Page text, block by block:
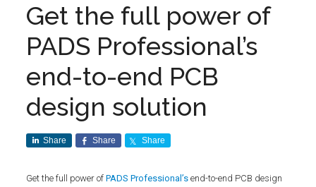
Get the full power of
PADS Professional’s
end-to-end PCB
design solution
Share Share Share
Get the full power ofPADS Professional’s end-to-end PCB design